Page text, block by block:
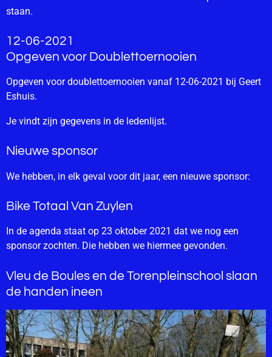
staan.
12-06-2021
Opgeven voor Doublettoernooien
Opgeven voor doublettoernooien vanaf 12-06-2021 bij Geert
Eshuis.
Je vindt zijn gegevens in de ledenlijst.
Nieuwe sponsor
We hebben, in elk geval voor dit jaar, een nieuwe sponsor:
Bike Totaal Van Zuylen
In de agenda staat op 23 oktober 2021 dat we nog een
sponsor zochten. Die hebben we hiermee gevonden.
Vleu de Boules en de Torenpleinschool slaan
de handen ineen